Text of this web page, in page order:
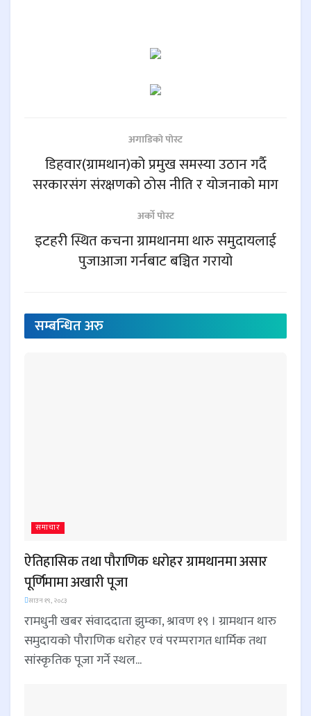
अगाडिकाे पाेस्ट
डिहवार(ग्रामथान)को प्रमुख समस्या उठान गर्दै
सरकारसंग संरक्षणको ठोस नीति र योजनाको माग
अर्काे पाेस्ट
इटहरी स्थित कचना ग्रामथानमा थारु समुदायलाई
पुजाआजा गर्नबाट बञ्चित गरायो
सम्बन्धितअरु
समाचार
ऐतिहासिक तथा पौराणिक धरोहर ग्रामथानमा असार
पूर्णिमामा अखारी पूजा
साउन १९, २०८३
रामधुनी खबर संवाददाता झुम्का, श्रावण १९ । ग्रामथान थारु
समुदायको पौराणिक धरोहर एवं परम्परागत धार्मिक तथा
सांस्कृतिक पूजा गर्ने स्थल...